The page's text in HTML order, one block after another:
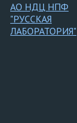
АО НДЦ НПФ
"РУССКАЯ
ЛАБОРАТОРИЯ"